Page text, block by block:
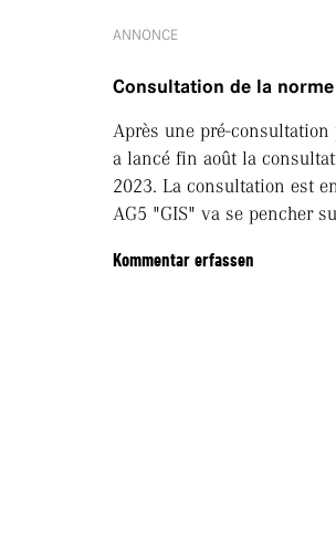
ANNONCE
Consultation de la
Après une pré-
a lancé fin août la
2023. La consultation est
AG5 "GIS" va se pencher
Kommentar erfassen